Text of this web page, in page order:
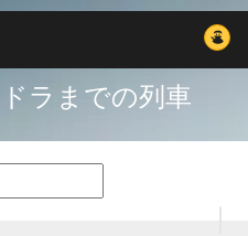
ラまでの列車